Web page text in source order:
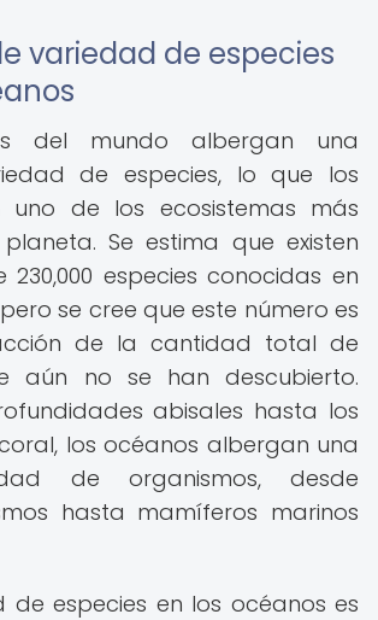
variedad de especies
del mundo albergan una
de especies, lo que los
uno de los ecosistemas más
Se estima que existen
especies conocidas en
se cree que este número es
de la cantidad total de
aún no se han descubierto.
abisales hasta los
los océanos albergan una
de organismos, desde
hasta mamíferos marinos
de especies en los océanos es